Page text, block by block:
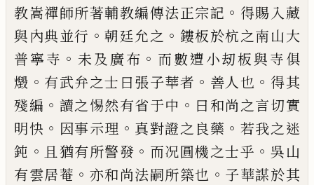
教嵩禪師所著輔教編傳法正宗記 。 得賜入藏
與內典並行 。朝廷允之 。 鏤板於杭之南山大
普寧寺 。 未及廣布 。 而數遭小刼板與寺俱
燬 。 有武弁之士曰張子華者 。 善人也 。 得其
殘編 。 讀之惕然有省于中 。 曰和尚之言切實
明快 。 因事示理 。 真對證之良藥 。 若我之迷
鈍 。 且猶有所警發 。 而况圓機之士乎 。吳山
有雲居菴 。 亦和尚法嗣所築也 。 子華謀於其